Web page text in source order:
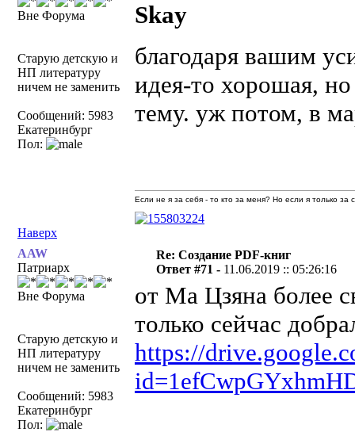
Вне Форума
Старую детскую и
НП литературу
ничем не заменить
Сообщений: 5983
Екатеринбург
Пол:
Skay
благодаря вашим
идея-то хорошая, но
тему. уж потом, в
Наверх
Если не я за себя - то кто за меня? Но если я только
AAW
Патриарх
Вне Форума
Старую детскую и
НП литературу
ничем не заменить
Сообщений: 5983
Екатеринбург
Пол:
Re: Создание PDF-книг
Ответ #71 - 11.06.2019 :: 05:26:16
от Ма Цзяна более
только сейчас
https://